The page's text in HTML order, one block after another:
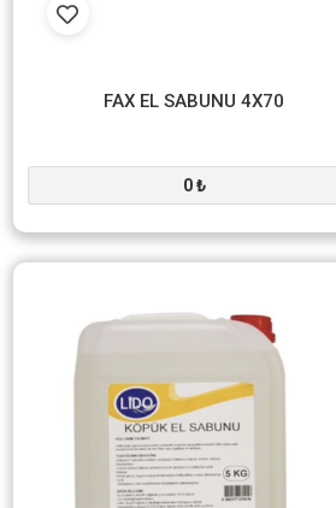
FAX EL SABUNU 4X70
0 ₺